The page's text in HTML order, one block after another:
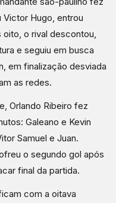
Victor Hugo, entrou
oito, o rival descontou,
e seguiu em busca
em finalização desviada
as redes.
Orlando Ribeiro fez
Galeano e Kevin
Samuel e Juan.
o segundo gol após
final da partida.
com a oitava